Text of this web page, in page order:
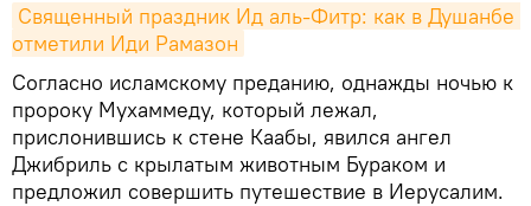
Священный праздник Ид аль-Фитр: как в Душанбе
отметили Иди Рамазон
Согласно исламскому преданию, однажды ночью к
пророку Мухаммеду, который лежал,
прислонившись к стене Каабы, явился ангел
Джибриль с крылатым животным Бураком и
предложил совершить путешествие в Иерусалим.